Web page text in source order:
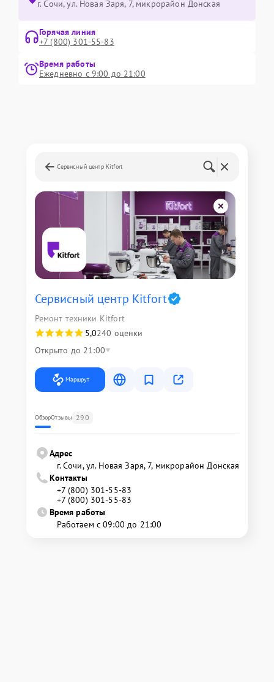
г. Сочи, ул. Новая Заря, 7, микрорайон Донская
Горячая линия
+7 (800) 301-55-83
Время работы
Ежедневно с 9:00 до 21:00
Сервисный центр Kitfort
Сервисный центр Kitfort
Ремонт техники Kitfort
5,0240 оценки
Открыто до 21:00
Маршрут
ОбзорОтзывы 290
Адрес
г. Сочи, ул. Новая Заря, 7, микрорайон Донская
Контакты
+7 (800) 301-55-83
+7 (800) 301-55-83
Время работы
Работаем с 09:00 до 21:00